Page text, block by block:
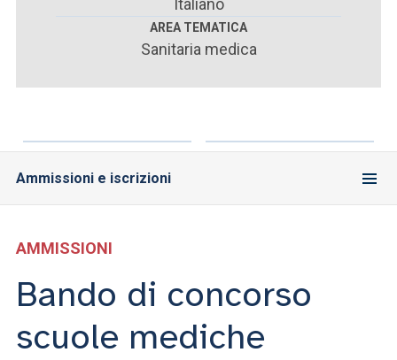
SEI UN DOCENTE O UN MEMBRO DELLO STAFF
ACCEDI A CLOUDMAIL
Italiano
AREA TEMATICA
Sanitaria medica
Ammissioni e iscrizioni
AMMISSIONI
Bando di concorso
scuole mediche